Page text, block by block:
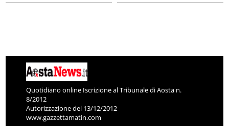
Quotidiano online Iscrizione al Tribunale di Aosta n.
8/2012
Autorizzazione del 13/12/2012
www.gazzettamatin.com